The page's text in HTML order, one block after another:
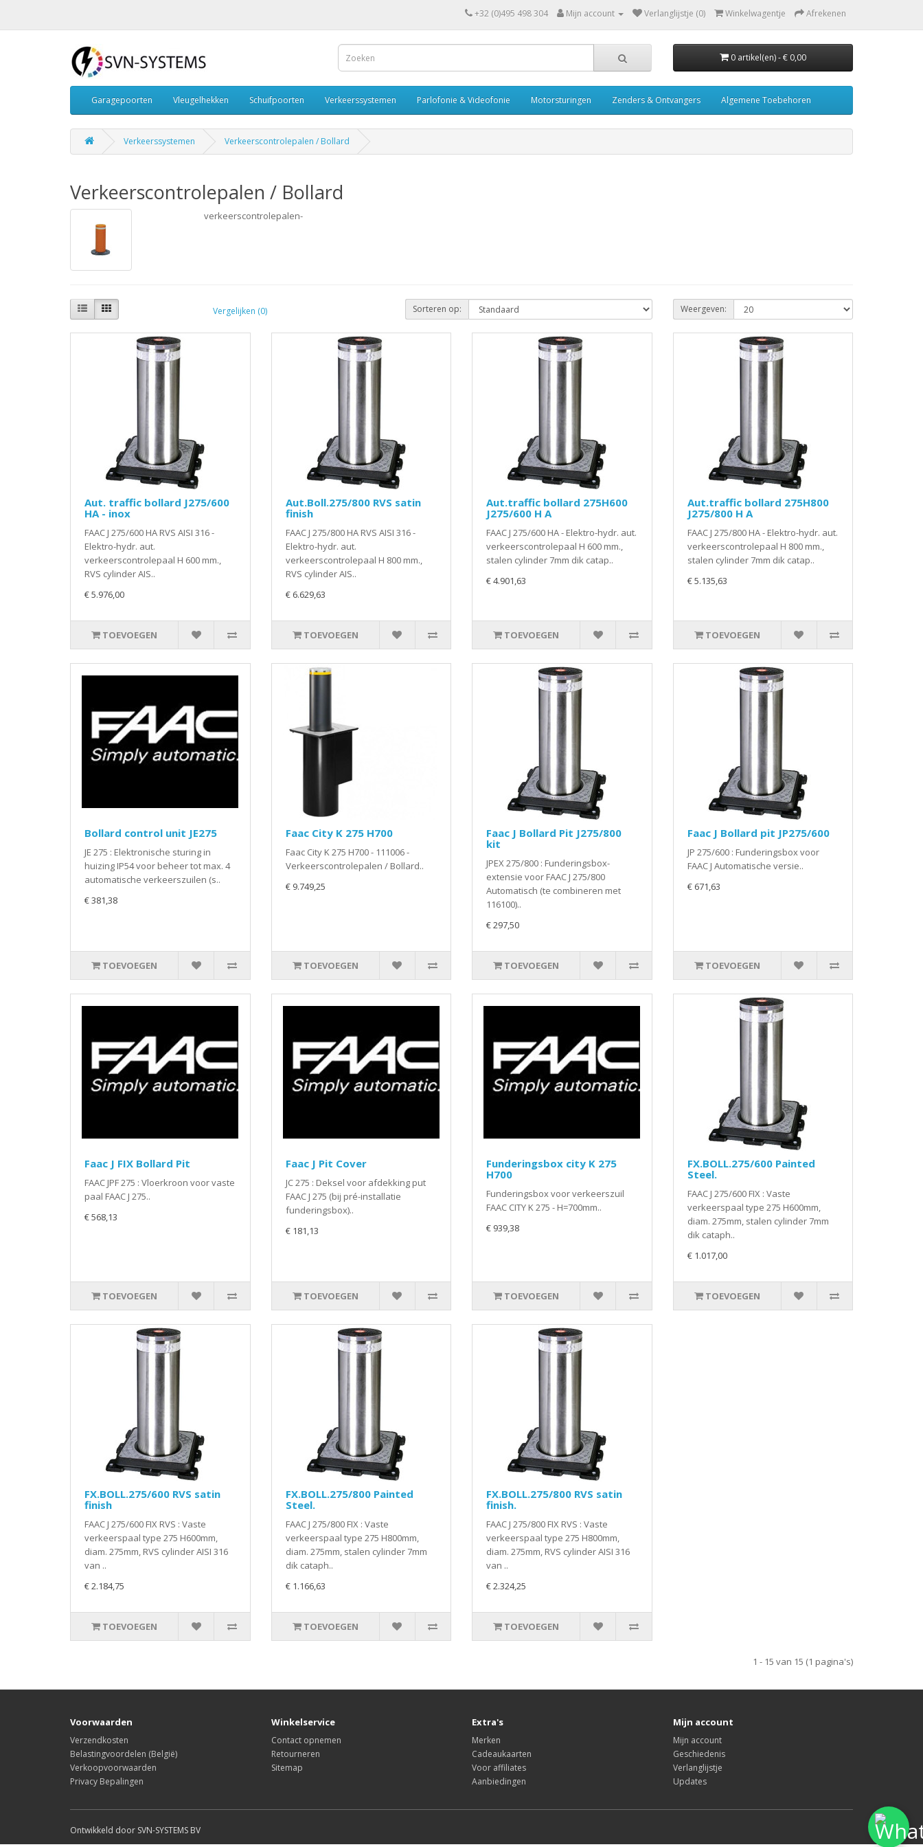
+32 (0)495 498 304 Mijn account Verlanglijstje (0) Winkelwagentje Afrekenen
0 artikel(en) - € 0,00
Garagepoorten Vleugelhekken Schuifpoorten Verkeerssystemen Parlofonie & Videofonie Motorsturingen Zenders & Ontvangers Algemene Toebehoren
Verkeerssystemen Verkeerscontrolepalen / Bollard
Verkeerscontrolepalen / Bollard
verkeerscontrolepalen-
Vergelijken (0) Sorteren op: Weergeven:
Aut. traffic bollard J275/600
HA - inox
FAAC J 275/600 HA RVS AISI 316 -
Elektro-hydr. aut.
verkeerscontrolepaal H 600 mm.,
RVS cylinder AIS..
€ 5.976,00
TOEVOEGEN
Aut.Boll.275/800 RVS satin
finish
FAAC J 275/800 HA RVS AISI 316 -
Elektro-hydr. aut.
verkeerscontrolepaal H 800 mm.,
RVS cylinder AIS..
€ 6.629,63
TOEVOEGEN
Aut.traffic bollard 275H600
J275/600 H A
FAAC J 275/600 HA - Elektro-hydr. aut.
verkeerscontrolepaal H 600 mm.,
stalen cylinder 7mm dik catap..
€ 4.901,63
TOEVOEGEN
Aut.traffic bollard 275H800
J275/800 H A
FAAC J 275/800 HA - Elektro-hydr. aut.
verkeerscontrolepaal H 800 mm.,
stalen cylinder 7mm dik catap..
€ 5.135,63
TOEVOEGEN
Bollard control unit JE275
JE 275 : Elektronische sturing in
huizing IP54 voor beheer tot max. 4
automatische verkeerszuilen (s..
€ 381,38
TOEVOEGEN
Faac City K 275 H700
Faac City K 275 H700 - 111006 -
Verkeerscontrolepalen / Bollard..
€ 9.749,25
TOEVOEGEN
Faac J Bollard Pit J275/800
kit
JPEX 275/800 : Funderingsbox-
extensie voor FAAC J 275/800
Automatisch (te combineren met
116100)..
€ 297,50
TOEVOEGEN
Faac J Bollard pit JP275/600
JP 275/600 : Funderingsbox voor
FAAC J Automatische versie..
€ 671,63
TOEVOEGEN
Faac J FIX Bollard Pit
FAAC JPF 275 : Vloerkroon voor vaste
paal FAAC J 275..
€ 568,13
TOEVOEGEN
Faac J Pit Cover
JC 275 : Deksel voor afdekking put
FAAC J 275 (bij pré-installatie
funderingsbox)..
€ 181,13
TOEVOEGEN
Funderingsbox city K 275
H700
Funderingsbox voor verkeerszuil
FAAC CITY K 275 - H=700mm..
€ 939,38
TOEVOEGEN
FX.BOLL.275/600 Painted
Steel.
FAAC J 275/600 FIX : Vaste
verkeerspaal type 275 H600mm,
diam. 275mm, stalen cylinder 7mm
dik cataph..
€ 1.017,00
TOEVOEGEN
FX.BOLL.275/600 RVS satin
finish
FAAC J 275/600 FIX RVS : Vaste
verkeerspaal type 275 H600mm,
diam. 275mm, RVS cylinder AISI 316
van ..
€ 2.184,75
TOEVOEGEN
FX.BOLL.275/800 Painted
Steel.
FAAC J 275/800 FIX : Vaste
verkeerspaal type 275 H800mm,
diam. 275mm, stalen cylinder 7mm
dik cataph..
€ 1.166,63
TOEVOEGEN
FX.BOLL.275/800 RVS satin
finish.
FAAC J 275/800 FIX RVS : Vaste
verkeerspaal type 275 H800mm,
diam. 275mm, RVS cylinder AISI 316
van ..
€ 2.324,25
TOEVOEGEN
1 - 15 van 15 (1 pagina's)
Voorwaarden
Verzendkosten
Belastingvoordelen (België)
Verkoopvoorwaarden
Privacy Bepalingen
Winkelservice
Contact opnemen
Retourneren
Sitemap
Extra's
Merken
Cadeaukaarten
Voor affiliates
Aanbiedingen
Mijn account
Mijn account
Geschiedenis
Verlanglijstje
Updates
Ontwikkeld door SVN-SYSTEMS BV